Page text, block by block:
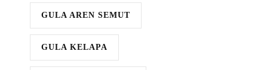
GULA AREN SEMUT
GULA KELAPA